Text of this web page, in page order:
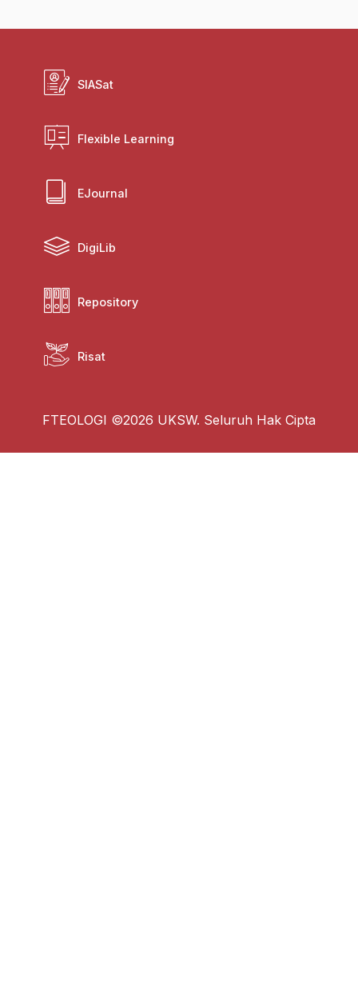
SIASat
Flexible Learning
EJournal
DigiLib
Repository
Risat
FTEOLOGI ©2026 UKSW. Seluruh Hak Cipta